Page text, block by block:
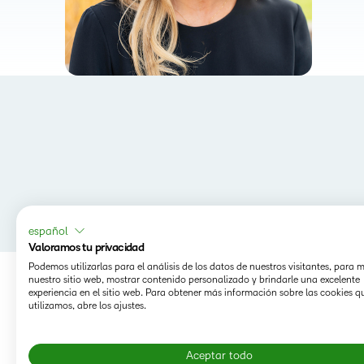
español
Valoramos tu privacidad
Podemos utilizarlas para el análisis de los datos de nuestros visitantes, para
nuestro sitio web, mostrar contenido personalizado y brindarle una excelente
experiencia en el sitio web. Para obtener más información sobre las cookies
utilizamos, abre los ajustes.
Aceptar todo